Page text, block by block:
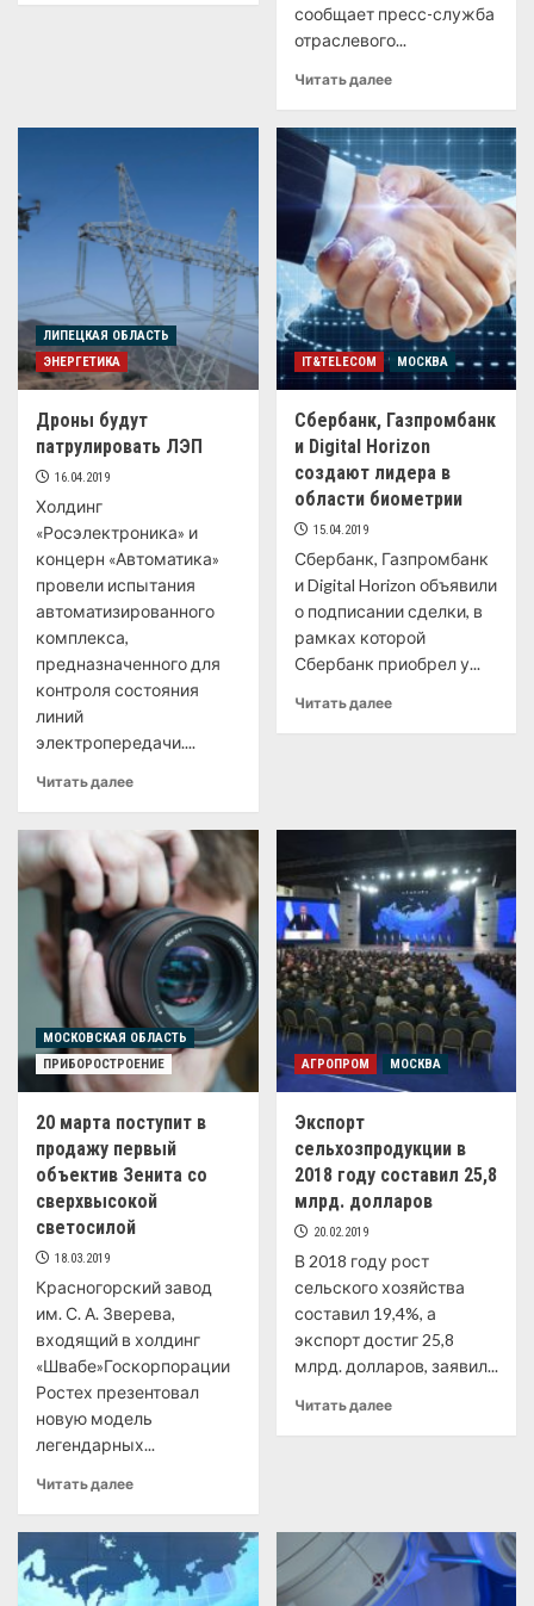
сообщает пресс-служба
отраслевого...
Читать далее
ЛИПЕЦКАЯ ОБЛАСТЬ
ЭНЕРГЕТИКА
Дроны будут
патрулировать ЛЭП
16.04.2019
Холдинг
«Росэлектроника» и
концерн «Автоматика»
провели испытания
автоматизированного
комплекса,
предназначенного для
контроля состояния
линий
электропередачи....
Читать далее
IT&TELECOM МОСКВА
Сбербанк, Газпромбанк
и Digital Horizon
создают лидера в
области биометрии
15.04.2019
Сбербанк, Газпромбанк
и Digital Horizon объявили
о подписании сделки, в
рамках которой
Сбербанк приобрел у...
Читать далее
МОСКОВСКАЯ ОБЛАСТЬ
ПРИБОРОСТРОЕНИЕ
20 марта поступит в
продажу первый
объектив Зенита со
сверхвысокой
светосилой
18.03.2019
Красногорский завод
им. С. А. Зверева,
входящий в холдинг
«Швабе»Госкорпорации
Ростех презентовал
новую модель
легендарных...
Читать далее
АГРОПРОМ МОСКВА
Экспорт
сельхозпродукции в
2018 году составил 25,8
млрд. долларов
20.02.2019
В 2018 году рост
сельского хозяйства
составил 19,4%, а
экспорт достиг 25,8
млрд. долларов, заявил...
Читать далее